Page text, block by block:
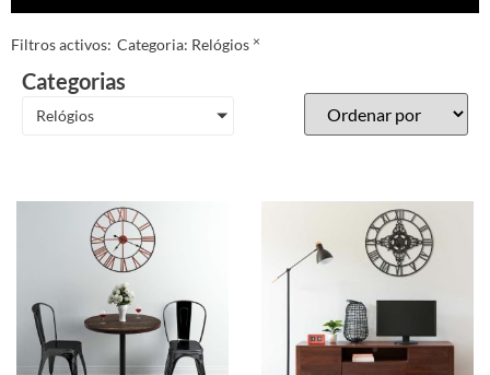
Filtros activos: Categoria: Relógios ×
Categorias
Relógios